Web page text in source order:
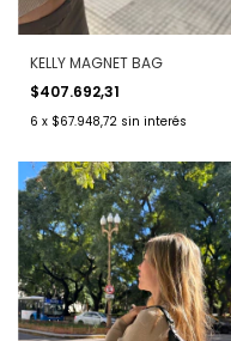
KELLY MAGNET BAG
$407.692,31
6 x $67.948,72 sin interés